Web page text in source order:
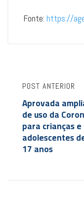
Fonte: https://
POST ANTERIOR
Aprovada
de uso da
para crianças e
adolescentes
17 anos